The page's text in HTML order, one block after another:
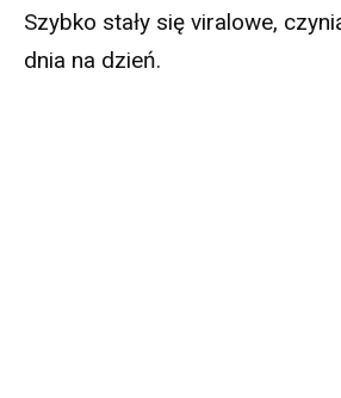
Szybko stały się viralowe,
dnia na dzień.